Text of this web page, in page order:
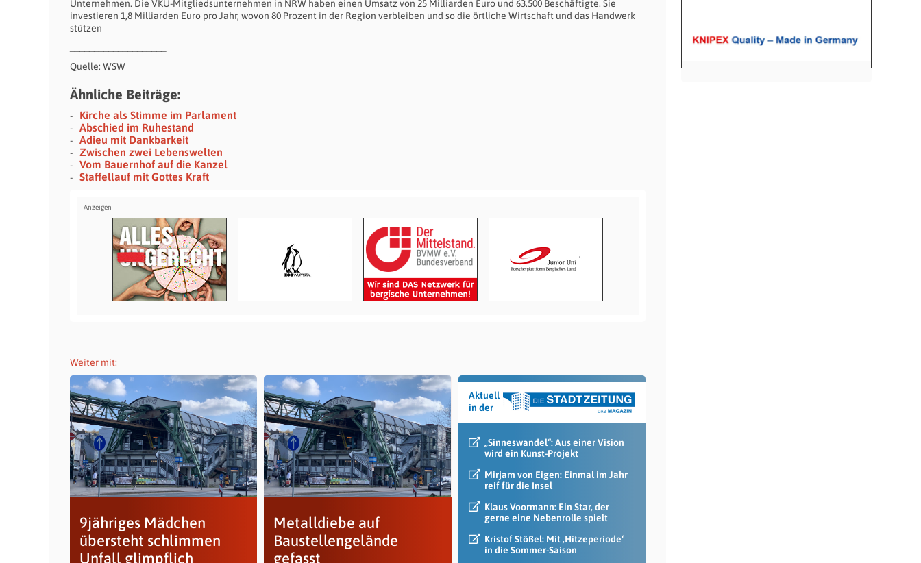
Unternehmen. Die VKU-Mitgliedsunternehmen in NRW haben einen Umsatz von 25 Milliarden Euro und 63.500 Beschäftigte. Sie
investieren 1,8 Milliarden Euro pro Jahr, wovon 80 Prozent in der Region verbleiben und so die örtliche Wirtschaft und das Handwerk
stützen
Quelle: WSW
Ähnliche Beiträge:
Kirche als Stimme im Parlament
Abschied im Ruhestand
Adieu mit Dankbarkeit
Zwischen zwei Lebenswelten
Vom Bauernhof auf die Kanzel
Staffellauf mit Gottes Kraft
Weiter mit:
9jähriges Mädchen
übersteht schlimmen
Unfall glimpflich
Metalldiebe auf
Baustellengelände
gefasst
Aktuell
in der
„Sinneswandel“: Aus einer Vision
wird ein Kunst-Projekt
Mirjam von Eigen: Einmal im Jahr
reif für die Insel
Klaus Voormann: Ein Star, der
gerne eine Nebenrolle spielt
Kristof Stößel: Mit ‚Hitzeperiode‘
in die Sommer-Saison